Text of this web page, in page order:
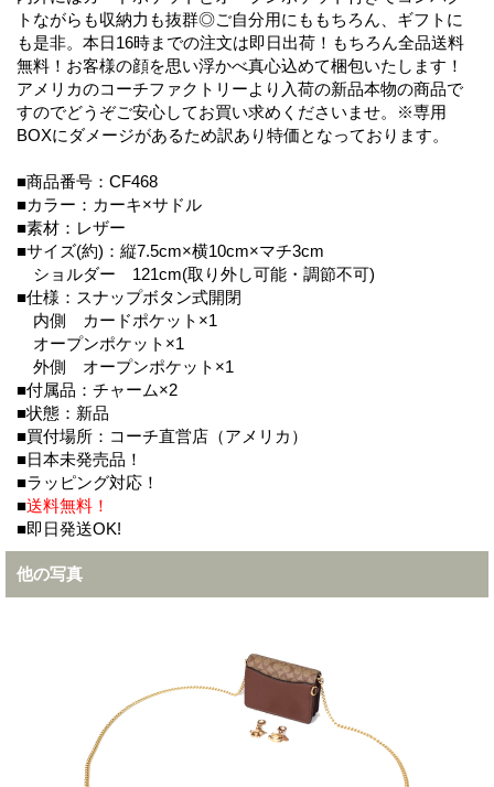
トながらも収納力も抜群◎ご自分用にももちろん、ギフトに
も是非。本日16時までの注文は即日出荷！もちろん全品送料
無料！お客様の顔を思い浮かべ真心込めて梱包いたします！
アメリカのコーチファクトリーより入荷の新品本物の商品で
すのでどうぞご安心してお買い求めくださいませ。※専用
BOXにダメージがあるため訳あり特価となっております。
■商品番号：CF468
■カラー：カーキ×サドル
■素材：レザー
■サイズ(約)：縦7.5cm×横10cm×マチ3cm
ショルダー 121cm(取り外し可能・調節不可)
■仕様：スナップボタン式開閉
内側 カードポケット×1
オープンポケット×1
外側 オープンポケット×1
■付属品：チャーム×2
■状態：新品
■買付場所：コーチ直営店（アメリカ）
■日本未発売品！
■ラッピング対応！
■送料無料！
■即日発送OK!
他の写真